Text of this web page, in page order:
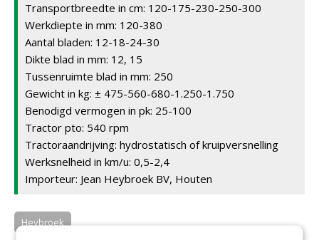
Transportbreedte in cm: 120-175-230-250-300
Werkdiepte in mm: 120-380
Aantal bladen: 12-18-24-30
Dikte blad in mm: 12, 15
Tussenruimte blad in mm: 250
Gewicht in kg: ± 475-560-680-1.250-1.750
Benodigd vermogen in pk: 25-100
Tractor pto: 540 rpm
Tractoraandrijving: hydrostatisch of kruipversnelling
Werksnelheid in km/u: 0,5-2,4
Importeur: Jean Heybroek BV, Houten
Heybroek